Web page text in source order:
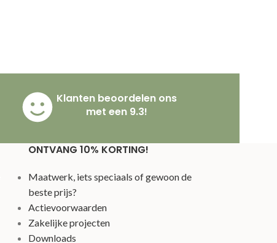
Klanten beoordelen ons
met een 9.3!
ONTVANG 10% KORTING!
Maatwerk, iets speciaals of gewoon de
beste prijs?
Actievoorwaarden
Zakelijke projecten
Downloads